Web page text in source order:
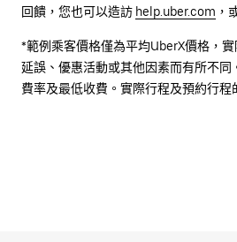
回饋，您也可以造訪 help.uber.com ，
*範例乘客價格僅為平均UberX價格，
延誤、優惠活動或其他因素而有所不同
費率及最低收費。實際行程及預約行程